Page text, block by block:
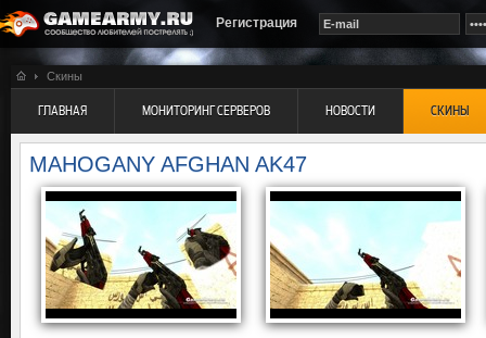
Регистрация
Скины
ГЛАВНАЯ МОНИТОРИНГ СЕРВЕРОВ НОВОСТИ СКИНЫ
MAHOGANY AFGHAN AK47